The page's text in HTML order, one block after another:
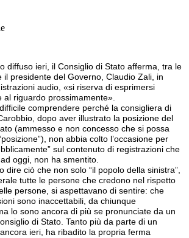
diffuso ieri, il Consiglio di Stato afferma, tra le
il presidente del Governo, Claudio Zali, in
audio, «si riserva di esprimersi
al riguardo prossimamente».
comprendere perché la consigliera di
dopo aver illustrato la posizione del
(ammesso e non concesso che si possa
non abbia colto l’occasione per
sul contenuto di registrazioni che
oggi, non ha smentito.
dire ciò che non solo “il popolo della sinistra”,
tutte le persone che credono nel rispetto
persone, si aspettavano di sentire: che
sono inaccettabili, da chiunque
lo sono ancora di più se pronunciate da un
di Stato. Tanto più da parte di un
ieri, ha ribadito la propria ferma